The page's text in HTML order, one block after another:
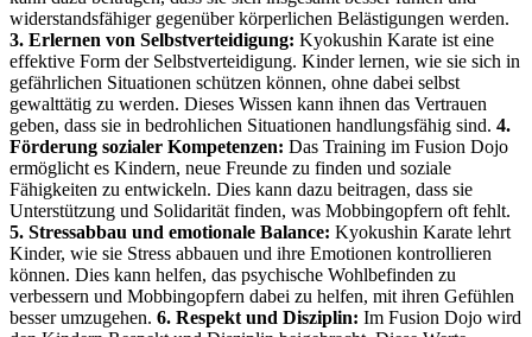
widerstandsfähiger gegenüber körperlichen Belästigungen werden.
3. Erlernen von Selbstverteidigung: Kyokushin Karate ist eine
effektive Form der Selbstverteidigung. Kinder lernen, wie sie sich in
gefährlichen Situationen schützen können, ohne dabei selbst
gewalttätig zu werden. Dieses Wissen kann ihnen das Vertrauen
geben, dass sie in bedrohlichen Situationen handlungsfähig sind. 4.
Förderung sozialer Kompetenzen: Das Training im Fusion Dojo
ermöglicht es Kindern, neue Freunde zu finden und soziale
Fähigkeiten zu entwickeln. Dies kann dazu beitragen, dass sie
Unterstützung und Solidarität finden, was Mobbingopfern oft fehlt.
5. Stressabbau und emotionale Balance: Kyokushin Karate lehrt
Kinder, wie sie Stress abbauen und ihre Emotionen kontrollieren
können. Dies kann helfen, das psychische Wohlbefinden zu
verbessern und Mobbingopfern dabei zu helfen, mit ihren Gefühlen
besser umzugehen. 6. Respekt und Disziplin: Im Fusion Dojo wird